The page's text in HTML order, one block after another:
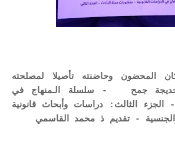
المحضون وحاضنته تأصيلا لمصلحته
خديجة جمح - سلسلة الـمنهاج في
- الجزء الثالث: دراسات وأبحاث قانونية
- تقديم ذ محمد القاسمي